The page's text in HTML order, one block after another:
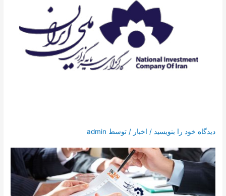
دعوت به همکاری
دیدگاه‌ خود را بنویسید / اخبار / توسط admin